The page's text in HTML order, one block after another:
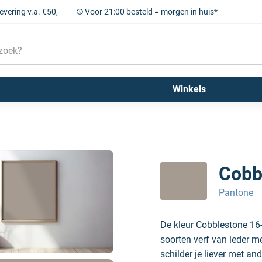
v.a. €50,- Voor 21:00 besteld = morgen in huis*
Winkels
Pantone
De kleur Cobblestone
soorten verf van ieder
schilder je liever met